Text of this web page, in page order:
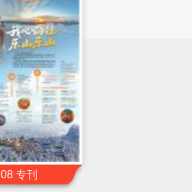
08 专刊